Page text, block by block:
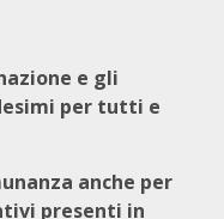
e gli
per tutti e
anche per
presenti in